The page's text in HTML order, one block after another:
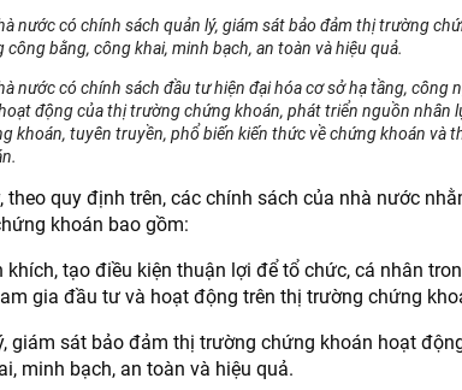
nước có chính sách quản lý, giám sát bảo đảm thị trường
công bằng, công khai, minh bạch, an toàn và hiệu quả.
nước có chính sách đầu tư hiện đại hóa cơ sở hạ tầng, công
động của thị trường chứng khoán, phát triển nguồn nhân
khoán, tuyên truyền, phổ biến kiến thức về chứng khoán và
theo quy định trên, các chính sách của nhà nước
khoán bao gồm:
khích, tạo điều kiện thuận lợi để tổ chức, cá nhân
gia đầu tư và hoạt động trên thị trường chứng
giám sát bảo đảm thị trường chứng khoán hoạt
minh bạch, an toàn và hiệu quả.